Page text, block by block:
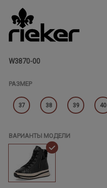
W3870-00
РАЗМЕР
37 38 39 40
ВАРИАНТЫ МОДЕЛИ